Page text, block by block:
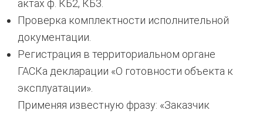
актах ф. КБ2, КБ3.
Проверка комплектности исполнительной
документации.
Регистрация в территориальном органе
ГАСКа декларации «О готовности объекта к
эксплуатации».
Применяя известную фразу: «Заказчик